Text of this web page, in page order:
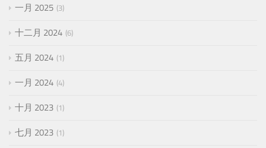
一月 2025 3
十二月 2024 6
五月 2024 1
一月 2024 4
十月 2023 1
七月 2023 1